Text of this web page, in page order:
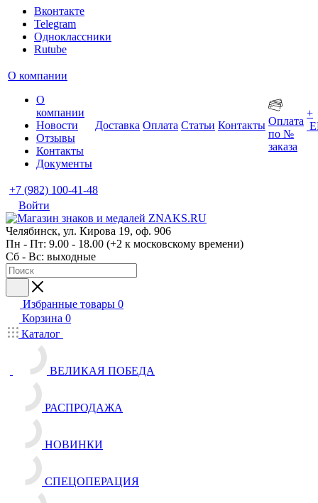
Вконтакте
Telegram
Одноклассники
Rutube
О компании
О
компании
Новости
Отзывы
Контакты
Документы
Доставка Оплата Статьи Контакты Оплата
по №
заказа
+
+7 (982) 100-41-48
Войти
Челябинск, ул. Кирова 19, оф. 906
Пн - Пт: 9.00 - 18.00 (+2 к московскому времени)
Сб - Вс: выходные
Избранные товары 0
Корзина 0
Каталог
ВЕЛИКАЯ ПОБЕДА
РАСПРОДАЖА
НОВИНКИ
СПЕЦОПЕРАЦИЯ